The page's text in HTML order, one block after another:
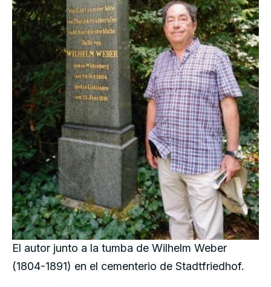
El autor junto a la tumba de Wilhelm Weber
(1804-1891) en el cementerio de Stadtfriedhof.